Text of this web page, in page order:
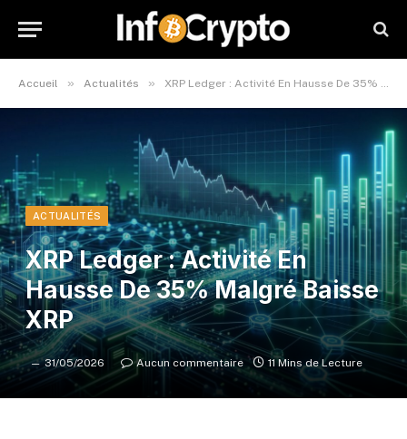
Accueil » Actualités » XRP Ledger : Activité En Hausse De 35% Malgré Baisse XRP
ACTUALITÉS
XRP Ledger : Activité En
Hausse De 35% Malgré Baisse
XRP
31/05/2026 Aucun commentaire 11 Mins de Lecture